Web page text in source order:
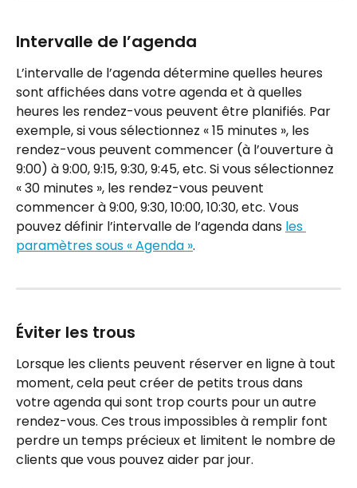
Intervalle de l’agenda
L’intervalle de l’agenda détermine quelles heures
sont affichées dans votre agenda et à quelles
heures les rendez-vous peuvent être planifiés. Par
exemple, si vous sélectionnez « 15 minutes », les
rendez-vous peuvent commencer (à l’ouverture à
9:00) à 9:00, 9:15, 9:30, 9:45, etc. Si vous sélectionnez
« 30 minutes », les rendez-vous peuvent
commencer à 9:00, 9:30, 10:00, 10:30, etc. Vous
pouvez définir l’intervalle de l’agenda dans les
paramètres sous « Agenda ».
Éviter les trous
Lorsque les clients peuvent réserver en ligne à tout
moment, cela peut créer de petits trous dans
votre agenda qui sont trop courts pour un autre
rendez-vous. Ces trous impossibles à remplir font
perdre un temps précieux et limitent le nombre de
clients que vous pouvez aider par jour.